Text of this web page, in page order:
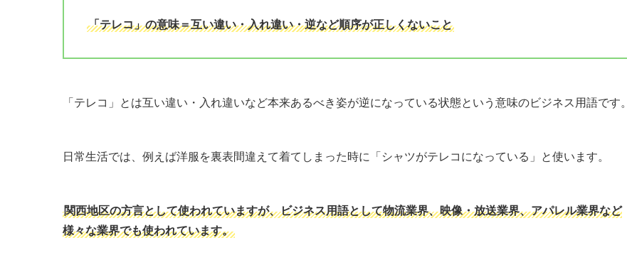
「テレコ」の意味＝互い違い・入れ違い・逆など順序が正しくないこと
「テレコ」とは互い違い・入れ違いなど本来あるべき姿が逆になっている状態という意味のビジネス用語です。
日常生活では、例えば洋服を裏表間違えて着てしまった時に「シャツがテレコになっている」と使います。
関西地区の方言として使われていますが、ビジネス用語として物流業界、映像・放送業界、アパレル業界など
様々な業界でも使われています。